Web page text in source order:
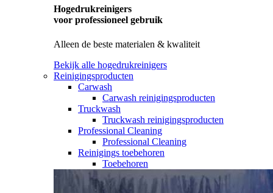
Hogedrukreinigers
voor professioneel gebruik
Alleen de beste materialen & kwaliteit
Bekijk alle hogedrukreinigers
Reinigingsproducten
Carwash
Carwash reinigingsproducten
Truckwash
Truckwash reinigingsproducten
Professional Cleaning
Professional Cleaning
Reinigings toebehoren
Toebehoren